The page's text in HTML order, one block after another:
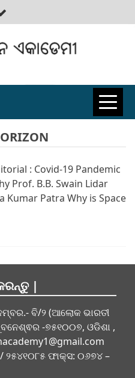
: Covid-19 Pandemic
Prof. B.B. Swain Lidar
Kumar Patra Why is Space
|
ବି/୨ (ଆଲୋକ ଭାରତୀ
-୭୫୧୦୦୭, ଓଡିଶା ,
୨୫୪୧୦୮୫ ଫାକ୍ସ: ୦୬୭୪ –